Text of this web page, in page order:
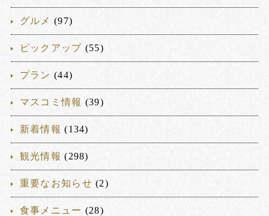
グルメ (97)
ピックアップ (55)
プラン (44)
マスコミ情報 (39)
新着情報 (134)
観光情報 (298)
重要なお知らせ (2)
食事メニュー (28)